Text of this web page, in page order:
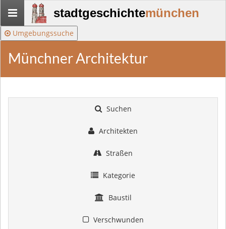
Stadtgeschichte-
München
stadtgeschichtemünchen
Umgebungssuche
Münchner Architektur
Suchen
Architekten
Straßen
Kategorie
Baustil
Verschwunden